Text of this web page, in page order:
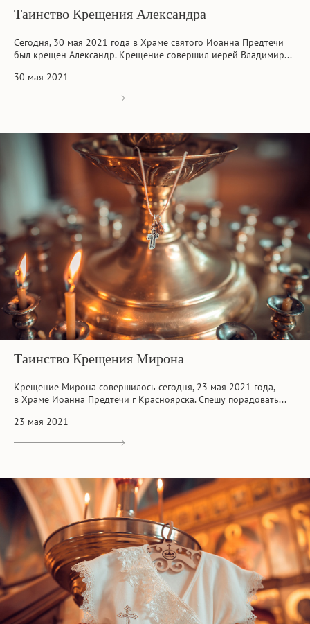
Таинство Крещения Александра
Сегодня, 30 мая 2021 года в Храме святого Иоанна Предтечи
был крещен Александр. Крещение совершил иерей Владимир...
30 мая 2021
Таинство Крещения Мирона
Крещение Мирона совершилось сегодня, 23 мая 2021 года,
в Храме Иоанна Предтечи г Красноярска. Спешу порадовать...
23 мая 2021